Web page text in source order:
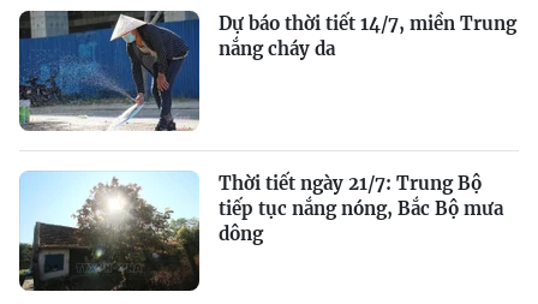
Dự báo thời tiết 14/7, miền Trung
nắng cháy da
Thời tiết ngày 21/7: Trung Bộ
tiếp tục nắng nóng, Bắc Bộ mưa
dông